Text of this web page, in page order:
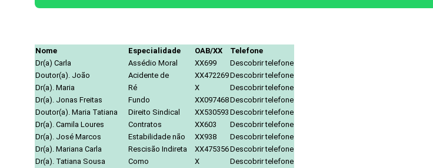
Nome Especialidade OAB/XX
Telefone
Dr(a) Carla
Assédio Moral XX699
Descobrir telefone
Doutor(a). João
Acidente de XX472269Descobrir telefone
Dr(a). Maria
Ré X
Descobrir telefone
Dr(a). Jonas Freitas
Fundo XX097468Descobrir telefone
Doutor(a). Maria Tatiana
Direito Sindical XX530593 Descobrir telefone
Dr(a). Camila Loures
Contratos XX603
Descobrir telefone
Dr(a). José Marcos
Estabilidade não XX938
Descobrir telefone
Dr(a). Mariana Carla
Rescisão Indireta XX475356Descobrir telefone
Dr(a). Tatiana Sousa
Como X
Descobrir telefone